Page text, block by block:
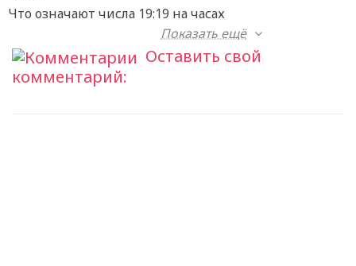
Что означают числа 19:19 на часах
Показать ещё
Оставить свой
комментарий: